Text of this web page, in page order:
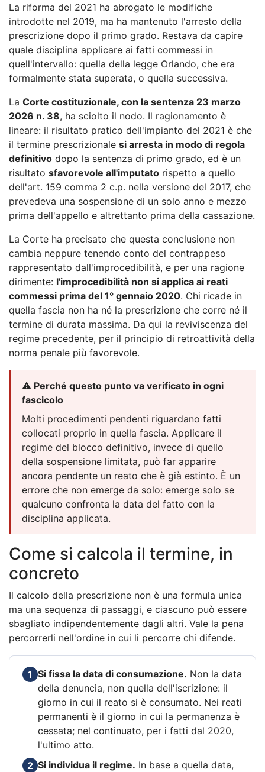
La riforma del 2021 ha abrogato le modifiche
introdotte nel 2019, ma ha mantenuto l'arresto della
prescrizione dopo il primo grado. Restava da capire
quale disciplina applicare ai fatti commessi in
quell'intervallo: quella della legge Orlando, che era
formalmente stata superata, o quella successiva.
La Corte costituzionale, con la sentenza 23 marzo
2026 n. 38, ha sciolto il nodo. Il ragionamento è
lineare: il risultato pratico dell'impianto del 2021 è che
il termine prescrizionale si arresta in modo di regola
definitivo dopo la sentenza di primo grado, ed è un
risultato sfavorevole all'imputato rispetto a quello
dell'art. 159 comma 2 c.p. nella versione del 2017, che
prevedeva una sospensione di un solo anno e mezzo
prima dell'appello e altrettanto prima della cassazione.
La Corte ha precisato che questa conclusione non
cambia neppure tenendo conto del contrappeso
rappresentato dall'improcedibilità, e per una ragione
dirimente: l'improcedibilità non si applica ai reati
commessi prima del 1° gennaio 2020. Chi ricade in
quella fascia non ha né la prescrizione che corre né il
termine di durata massima. Da qui la reviviscenza del
regime precedente, per il principio di retroattività della
norma penale più favorevole.
⚠️ Perché questo punto va verificato in ogni
fascicolo
Molti procedimenti pendenti riguardano fatti
collocati proprio in quella fascia. Applicare il
regime del blocco definitivo, invece di quello
della sospensione limitata, può far apparire
ancora pendente un reato che è già estinto. È un
errore che non emerge da solo: emerge solo se
qualcuno confronta la data del fatto con la
disciplina applicata.
Come si calcola il termine, in
concreto
Il calcolo della prescrizione non è una formula unica
ma una sequenza di passaggi, e ciascuno può essere
sbagliato indipendentemente dagli altri. Vale la pena
percorrerli nell'ordine in cui li percorre chi difende.
1 Si fissa la data di consumazione. Non la data
della denuncia, non quella dell'iscrizione: il
giorno in cui il reato si è consumato. Nei reati
permanenti è il giorno in cui la permanenza è
cessata; nel continuato, per i fatti dal 2020,
l'ultimo atto.
2 Si individua il regime. In base a quella data,